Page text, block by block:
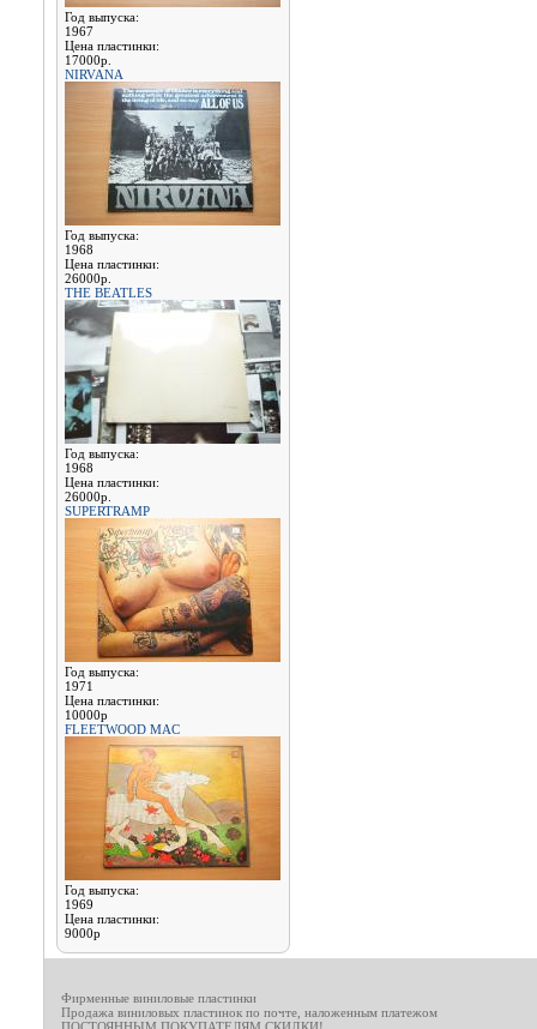
Год выпуска:
1967
Цена пластинки:
17000р.
NIRVANA
Год выпуска:
1968
Цена пластинки:
26000р.
THE BEATLES
Год выпуска:
1968
Цена пластинки:
26000р.
SUPERTRAMP
Год выпуска:
1971
Цена пластинки:
10000р
FLEETWOOD MAC
Год выпуска:
1969
Цена пластинки:
9000р
Фирменные виниловые пластинки
Продажа виниловых пластинок по почте, наложенным платежом